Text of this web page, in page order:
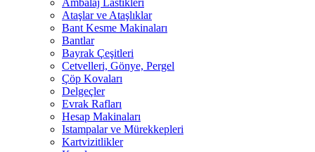
Ambalaj Lastikleri
Ataşlar ve Ataşlıklar
Bant Kesme Makinaları
Bantlar
Bayrak Çeşitleri
Cetvelleri, Gönye, Pergel
Çöp Kovaları
Delgeçler
Evrak Rafları
Hesap Makinaları
Istampalar ve Mürekkepleri
Kartvizitlikler